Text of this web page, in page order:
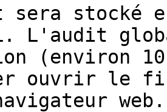
sera stocké
L'audit
(environ
ouvrir le
web.